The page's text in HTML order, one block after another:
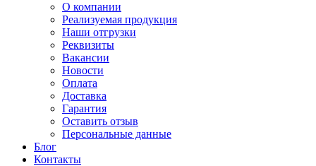
О компании
Реализуемая продукция
Наши отгрузки
Реквизиты
Вакансии
Новости
Оплата
Доставка
Гарантия
Оставить отзыв
Персональные данные
Блог
Контакты